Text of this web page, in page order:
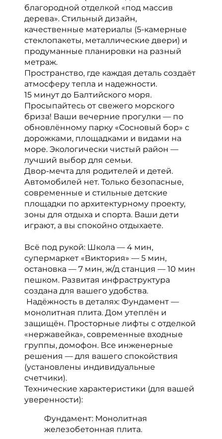
благородной отделкой «под массив
дерева». Стильный дизайн,
качественные материалы (5-камерные
стеклопакеты, металлические двери) и
продуманные планировки на разный
метраж.
Пространство, где каждая деталь создаёт
атмосферу тепла и надежности.
15 минут до Балтийского моря.
Просыпайтесь от свежего морского
бриза! Ваши вечерние прогулки — по
обновлённому парку «Сосновый бор» с
дорожками, площадками и видами на
море. Экологически чистый район —
лучший выбор для семьи.
Двор-мечта для родителей и детей.
Автомобилей нет. Только безопасные,
современные и стильные детские
площадки по архитектурному проекту,
зоны для отдыха и спорта. Ваши дети
играют, а вы спокойно отдыхаете.
Всё под рукой: Школа — 4 мин,
супермаркет «Виктория» — 5 мин,
остановка — 7 мин, ж/д станция — 10 мин
пешком. Развитая инфраструктура
создана для вашего удобства.
️ Надёжность в деталях: Фундамент —
монолитная плита. Дом утеплён и
защищён. Просторные лифты с отделкой
«нержавейка», современные входные
группы, домофон. Все инженерные
решения — для вашего спокойствия
(установлены индивидуальные
счетчики).
Технические характеристики (для вашей
уверенности):
Фундамент: Монолитная
железобетонная плита.